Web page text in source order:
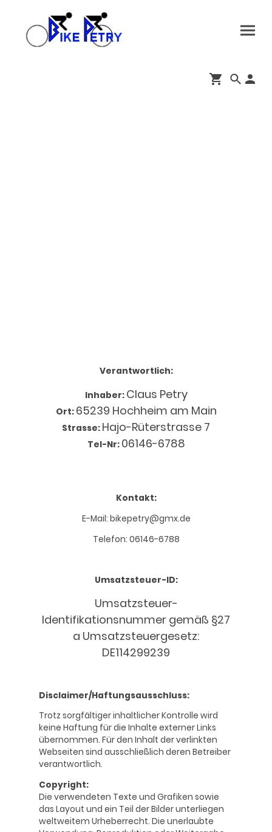
Verantwortlich:
Inhaber: Claus Petry
Ort: 65239 Hochheim am Main
Strasse: Hajo-Rüterstrasse 7
Tel-Nr: 06146-6788
Kontakt:
E-Mail: bikepetry@gmx.de
Telefon: 06146-6788
Umsatzsteuer-ID:
Umsatzsteuer-
Identifikationsnummer gemäß §27
a Umsatzsteuergesetz:
DE114299239
Disclaimer/Haftungsausschluss:
Trotz sorgfältiger inhaltlicher Kontrolle wird
keine Haftung für die Inhalte externer Links
übernommen. Für den Inhalt der verlinkten
Webseiten sind ausschließlich deren Betreiber
verantwortlich.
Copyright:
Die verwendeten Texte und Grafiken sowie
das Layout und ein Teil der Bilder unterliegen
weltweitem Urheberrecht. Die unerlaubte